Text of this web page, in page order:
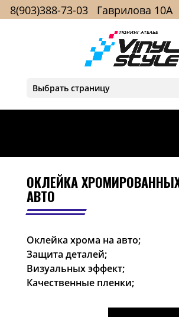
Выбрать страницу
ОКЛЕЙКА
АВТО
Оклейка хрома на авто;
Защита деталей;
Визуальных эффект;
Качественные пленки;
8(903)388-73-03 Гаврилова 10А